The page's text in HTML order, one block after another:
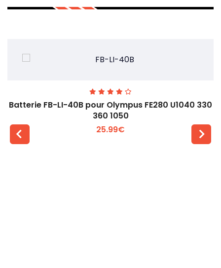
Batterie FB-LI-40B pour Olympus FE280 U1040 330
360 1050
25.99€